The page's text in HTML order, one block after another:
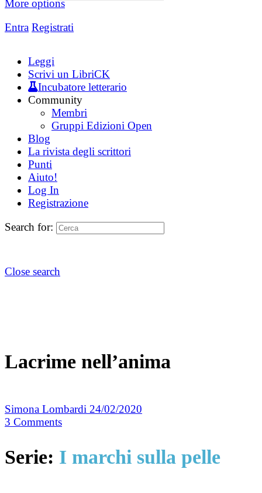
More options
Entra Registrati
Leggi
Scrivi un LibriCK
Incubatore letterario
Community
Membri
Gruppi Edizioni Open
Blog
La rivista degli scrittori
Punti
Aiuto!
Log In
Registrazione
Search for:
Close search
Lacrime nell’anima
Simona Lombardi 24/02/2020
3 Comments
Serie: I marchi sulla pelle